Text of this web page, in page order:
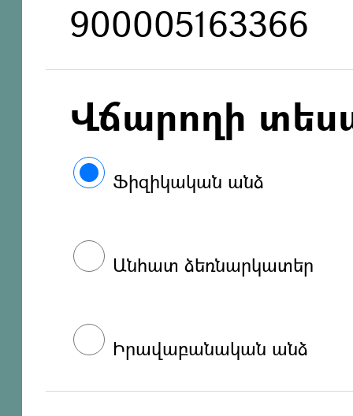
900005163366
Վճարողի
Ֆիզիկական անձ
Անհատ ձեռնարկատեր
Իրավաբանական անձ